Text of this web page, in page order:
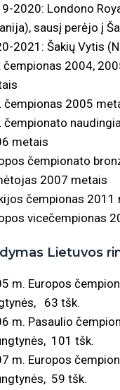
2020: Londono
sausį perėjo į
2021: Šakių Vytis
čempionas 2004,
čempionas 2005
čempionato
metais
čempionato
2007 metais
čempionas 2011
vicečempionas
Lietuvos
m. Europos
63 tšk.
m. Pasaulio
101 tšk.
m. Europos
59 tšk.